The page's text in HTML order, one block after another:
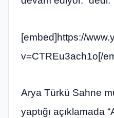
[embed]https://
v=CTREu3ach1o[/
Arya Türkü Sahne
yaptığı açıklamada